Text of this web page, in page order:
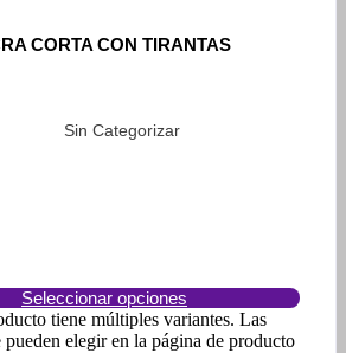
CORTA CON TIRANTAS
Sin Categorizar
Seleccionar opciones
tiene múltiples variantes. Las
pueden elegir en la página de producto